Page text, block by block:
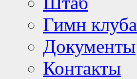
Гимн клуба
Документы
Контакты